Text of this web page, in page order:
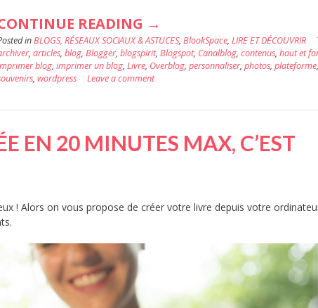
READING « VOTRE
BLOG
IMPRIMÉ
:
C’EST
GRÂCE
! »
→
inBLOGS, RÉSEAUX SOCIAUX & ASTUCES,BlookSpace,LIRE ET DÉCOUVRIR
,articles,blog,Blogger,blogspirit,Blogspot, Canalblog,contenus,haut et
blog,imprimer un blog,Livre, Overblog,personnaliser,photos,plateforme
,wordpress Leave a comment
EN 20 MINUTES MAX, C’EST
! Alors on vous propose de créer votre livre depuis votre